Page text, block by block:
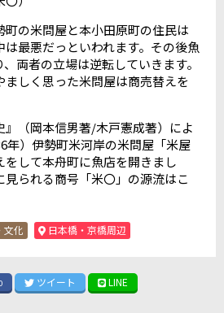
町の米問屋と本小田原町の住民は
最悪だっといわれます。その後魚
両者の立場は逆転していきます。
しく思った米問屋は商売替えを
』（岡本信男著/木戸憲成著）によ
年）伊勢町米河岸の米問屋「米屋
して本舟町に魚店を開きまし
られる商号「米〇」の源流はこ
文化 日本橋・京橋周辺
ツイート LINE